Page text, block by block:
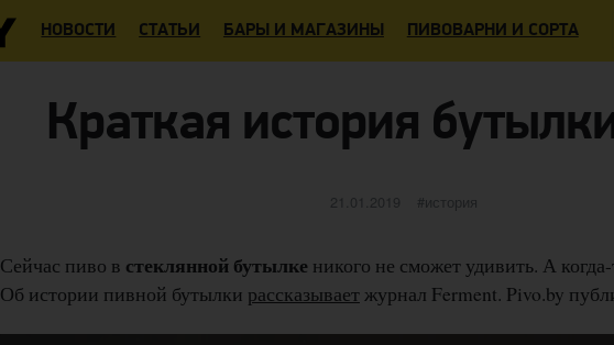
НОВОСТИ СТАТЬИ БАРЫ И МАГАЗИНЫ ПИВОВАРНИ И СОРТА
Краткая история
Опубликовано
21.01.2019 категории
история
Сейчас пиво в стеклянной бутылке никого не сможет удивить. А
Об истории пивной бутылки рассказываетжурнал Ferment. Pivo.by